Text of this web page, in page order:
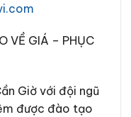
VỀ GIÁ – PHỤC
Giờ với đội ngũ
được đào tạo